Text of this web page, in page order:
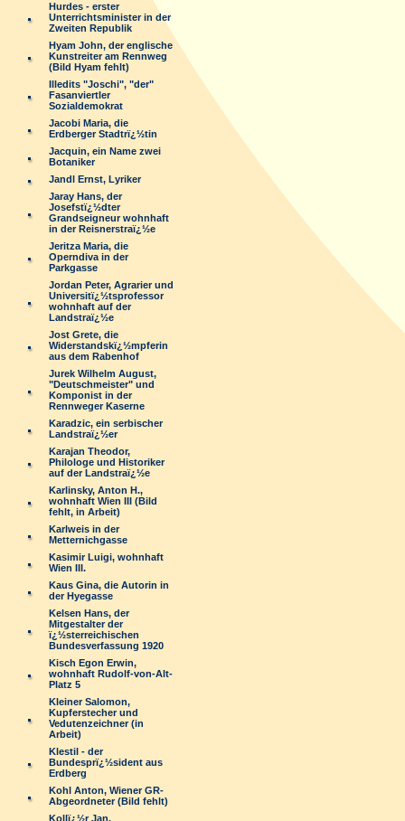
Hurdes - erster
Unterrichtsminister in der
Zweiten Republik
Hyam John, der englische
Kunstreiter am Rennweg
(Bild Hyam fehlt)
Illedits "Joschi", "der"
Fasanviertler
Sozialdemokrat
Jacobi Maria, die
Erdberger Stadtrï¿½tin
Jacquin, ein Name zwei
Botaniker
Jandl Ernst, Lyriker
Jaray Hans, der
Josefstï¿½dter
Grandseigneur wohnhaft
in der Reisnerstraï¿½e
Jeritza Maria, die
Operndiva in der
Parkgasse
Jordan Peter, Agrarier und
Universitï¿½tsprofessor
wohnhaft auf der
Landstraï¿½e
Jost Grete, die
Widerstandskï¿½mpferin
aus dem Rabenhof
Jurek Wilhelm August,
"Deutschmeister" und
Komponist in der
Rennweger Kaserne
Karadzic, ein serbischer
Landstraï¿½er
Karajan Theodor,
Philologe und Historiker
auf der Landstraï¿½e
Karlinsky, Anton H.,
wohnhaft Wien III (Bild
fehlt, in Arbeit)
Karlweis in der
Metternichgasse
Kasimir Luigi, wohnhaft
Wien III.
Kaus Gina, die Autorin in
der Hyegasse
Kelsen Hans, der
Mitgestalter der
ï¿½sterreichischen
Bundesverfassung 1920
Kisch Egon Erwin,
wohnhaft Rudolf-von-Alt-
Platz 5
Kleiner Salomon,
Kupferstecher und
Vedutenzeichner (in
Arbeit)
Klestil - der
Bundesprï¿½sident aus
Erdberg
Kohl Anton, Wiener GR-
Abgeordneter (Bild fehlt)
Kollï¿½r Jan,